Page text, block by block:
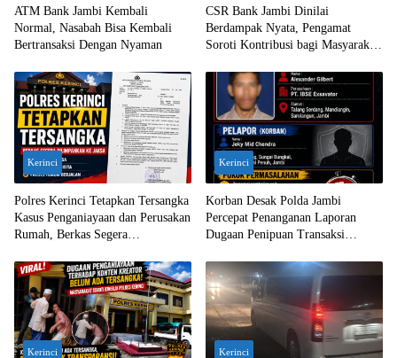
ATM Bank Jambi Kembali
Normal, Nasabah Bisa Kembali
Bertransaksi Dengan Nyaman
CSR Bank Jambi Dinilai
Berdampak Nyata, Pengamat
Soroti Kontribusi bagi Masyarakat
Kerinci
Polres Kerinci Tetapkan Tersangka
Kasus Penganiayaan dan Perusakan
Rumah, Berkas Segera
Kerinci
Korban Desak Polda Jambi
Percepat Penanganan Laporan
Dugaan Penipuan Transaksi
Kerinci Kerinci